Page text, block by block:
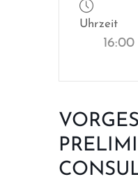
Uhrzeit
16:00